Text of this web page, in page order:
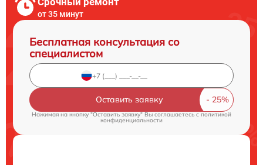
от 35 минут
Бесплатная консультация со
специалистом
Оставить заявку
Нажимая на кнопку "Оставить заявку" Вы соглашаетесь c политикой
конфиденциальности